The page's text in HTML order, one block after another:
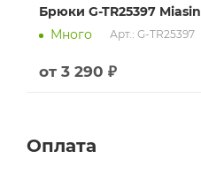
Брюки G-TR25397 Miasin
Много
Арт.: G-TR25397
от 3 290 ₽
Оплата